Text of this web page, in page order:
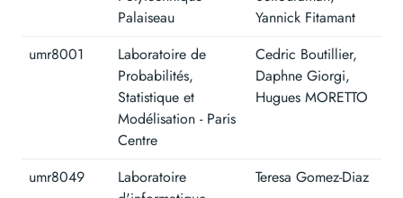
Palaiseau
Yannick Fitamant
umr8001
Laboratoire de
Probabilités,
Statistique et
Modélisation - Paris
Centre
Cedric Boutillier,
Daphne Giorgi,
Hugues MORETTO
umr8049
Laboratoire
Teresa Gomez-Diaz